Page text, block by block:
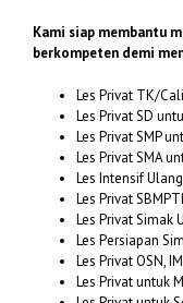
Kami siap membantu
berkompeten demi
Les Privat TK/
Les Privat SD
Les Privat SMP
Les Privat SMA
Les Intensif
Les Privat
Les Privat Simak
Les Persiapan
Les Privat OSN,
Les Privat untuk